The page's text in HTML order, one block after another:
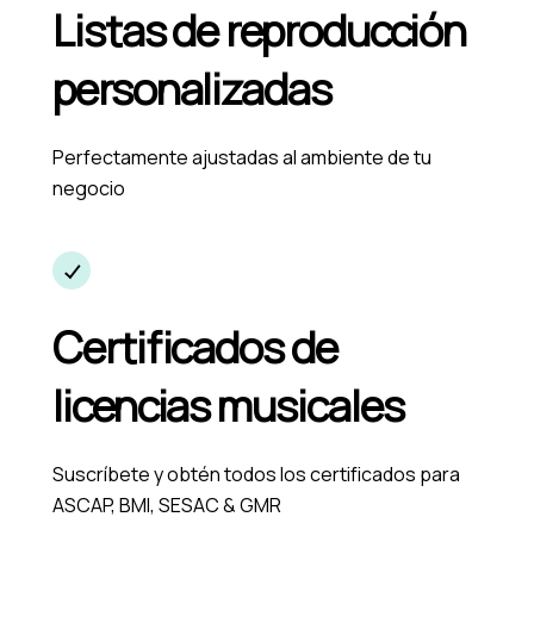
Listas de reproducción
personalizadas
Perfectamente ajustadas al ambiente de tu
negocio
Certificados de
licencias musicales
Suscríbete y obtén todos los certificados para
ASCAP, BMI, SESAC & GMR